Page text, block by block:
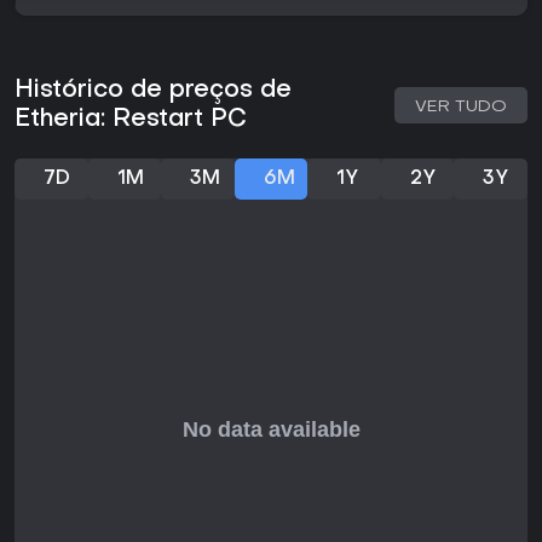
Histórico de preços de
Etheria: Restart PC
VER TUDO
7D 1M 3M 6M 1Y 2Y 3Y